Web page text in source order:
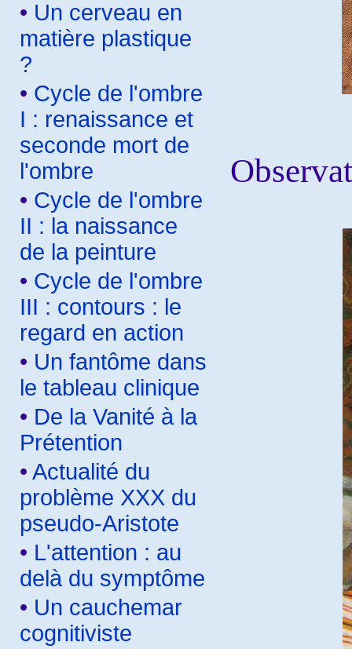
• Un cerveau en
matière plastique
?
• Cycle de l'ombre
I : renaissance et
seconde mort de
l'ombre
• Cycle de l'ombre
II : la naissance
de la peinture
• Cycle de l'ombre
III : contours : le
regard en action
• Un fantôme dans
le tableau clinique
• De la Vanité à la
Prétention
• Actualité du
problème XXX du
pseudo-Aristote
• L'attention : au
delà du symptôme
• Un cauchemar
cognitiviste